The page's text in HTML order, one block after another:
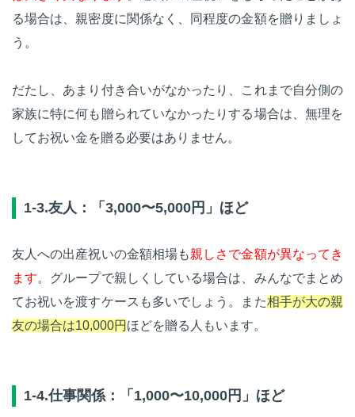
る場合は、親密度に関係なく、同程度の金額を贈りましょ
う。
だたし、あまり付き合いがなかったり、これまで自分側の
家族に特に何も贈られていなかったりする場合は、無理を
してお祝い金を贈る必要はありません。
1-3.友人：「3,000〜5,000円」ほど
友人への出産祝いの金額相場も親しさで金額が異なってき
ます。グループで親しくしている場合は、みんなでまとめ
てお祝いを渡すケースも多いでしょう。また相手が大の親
友の場合は10,000円 ほどを贈る人もいます。
1-4.仕事関係：「1,000〜10,000円」ほど